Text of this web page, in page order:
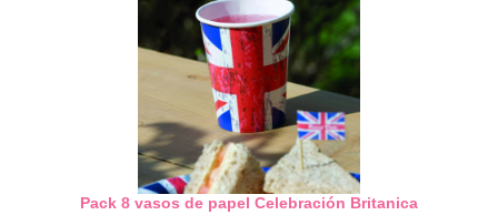
Pack 8 vasos de papel Celebración Britanica